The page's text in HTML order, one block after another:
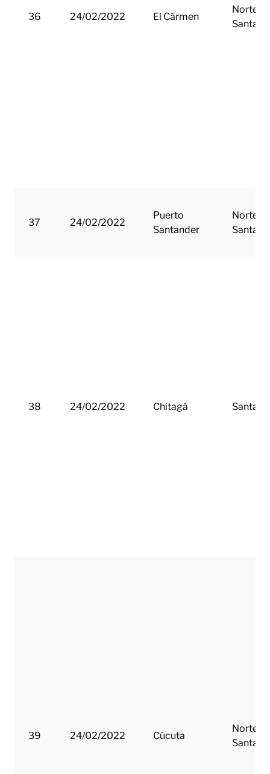
36 24/02/2022 El Cármen
Norte
37 24/02/2022
Puerto
Santander
Norte
38 24/02/2022 Chitagá
39 24/02/2022 Cúcuta
Norte